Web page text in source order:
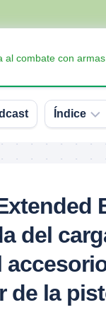
combate con
Índice
Balística
del
de la